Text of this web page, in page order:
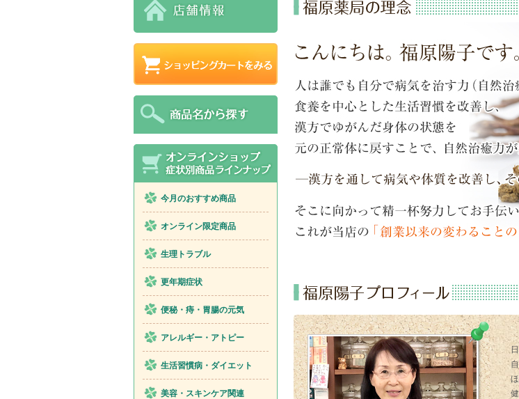
今月のおすすめ商品
オンライン限定商品
生理トラブル
更年期症状
便秘・痔・胃腸の元気
アレルギー・アトピー
生活習慣病・ダイエット
美容・スキンケア関連